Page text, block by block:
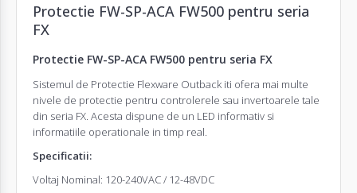
Protectie FW-SP-ACA FW500 pentru seria
FX
Protectie FW-SP-ACA FW500 pentru seria FX
Sistemul de Protectie Flexware Outback iti ofera mai multe
nivele de protectie pentru controlerele sau invertoarele tale
din seria FX. Acesta dispune de un LED informativ si
informatiile operationale in timp real.
Specificatii:
Voltaj Nominal: 120-240VAC / 12-48VDC